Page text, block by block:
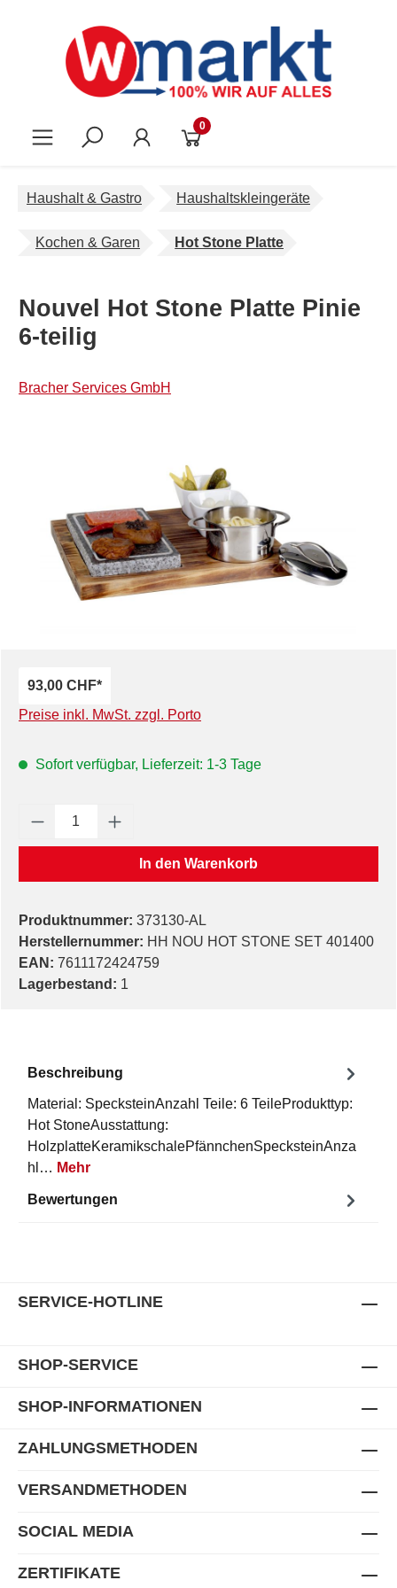
0
Haushalt & Gastro Haushaltskleingeräte
Kochen & Garen Hot Stone Platte
Nouvel Hot Stone Platte Pinie
6-teilig
Bracher Services GmbH
93,00 CHF*
Preise inkl. MwSt. zzgl. Porto
Sofort verfügbar, Lieferzeit: 1-3 Tage
Produkt Anzahl: Gib den gewünschten
In den Warenkorb
Produktnummer: 373130-AL
Herstellernummer: HH NOU HOT STONE SET 401400
EAN: 7611172424759
Lagerbestand: 1
Beschreibung
Material: SpecksteinAnzahl Teile: 6 TeileProdukttyp:
Hot StoneAusstattung:
HolzplatteKeramikschalePfännchenSpecksteinAnza
hl… Mehr
Bewertungen
SERVICE-HOTLINE
SHOP-SERVICE
SHOP-INFORMATIONEN
ZAHLUNGSMETHODEN
VERSANDMETHODEN
SOCIAL MEDIA
ZERTIFIKATE